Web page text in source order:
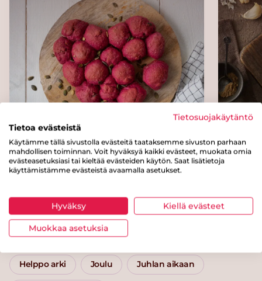
Punajuurisämpylät
Suolaiset leivonnaiset Leivät ja sämpylät
Maitotuotteet Viljatuotteet
Helppo arki Joulu Juhlan aikaan
Tietosuojakäytäntö
Tietoa evästeistä
Käytämme tällä sivustolla evästeitä taataksemme sivuston parhaan
mahdollisen toiminnan. Voit hyväksyä kaikki evästeet, muokata omia
evästeasetuksiasi tai kieltää evästeiden käytön. Saat lisätietoja
käyttämistämme evästeistä avaamalla asetukset.
Hyväksy Kiellä evästeet
Muokkaa asetuksia